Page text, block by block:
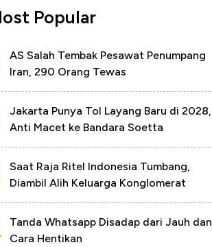
Popular
AS Salah Tembak Pesawat Penumpang
Iran, 290 Orang Tewas
Jakarta Punya Tol Layang Baru di 2028,
Anti Macet ke Bandara Soetta
Saat Raja Ritel Indonesia Tumbang,
Diambil Alih Keluarga Konglomerat
Tanda Whatsapp Disadap dari Jauh dan
Cara Hentikan